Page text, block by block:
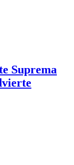
Suprema